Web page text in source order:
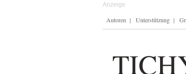
Autoren Unterstützung